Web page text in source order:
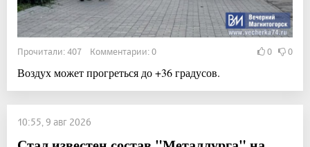
Прочитали: 407 Комментарии: 0 0 0
Воздух может прогреться до +36 градусов.
10:55, 9 авг 2026